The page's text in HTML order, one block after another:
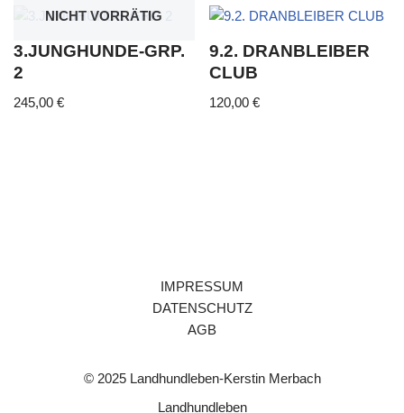
NICHT VORRÄTIG
3.JUNGHUNDE-GRP.
2
245,00 €
9.2. DRANBLEIBER
CLUB
120,00€
IMPRESSUM
DATENSCHUTZ
AGB
© 2025 Landhundleben-Kerstin Merbach
Landhundleben